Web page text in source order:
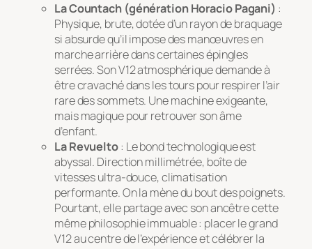
La Countach (génération Horacio Pagani) :
Physique, brute, dotée d’un rayon de braquage
si absurde qu’il impose des manœuvres en
marche arrière dans certaines épingles
serrées. Son V12 atmosphérique demande à
être cravaché dans les tours pour respirer l’air
rare des sommets. Une machine exigeante,
mais magique pour retrouver son âme
d’enfant.
La Revuelto: Le bond technologique est
abyssal. Direction millimétrée, boîte de
vitesses ultra-douce, climatisation
performante. On la mène du bout des poignets.
Pourtant, elle partage avec son ancêtre cette
même philosophie immuable : placer le grand
V12 au centre de l’expérience et célébrer la